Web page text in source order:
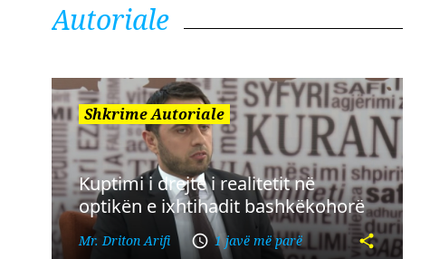
Autoriale
Shkrime Autoriale
Kuptimi i drejtë i realitetit në
optikën e ixhtihadit bashkëkohorë
Mr. Driton Arifi 1 javë më parë